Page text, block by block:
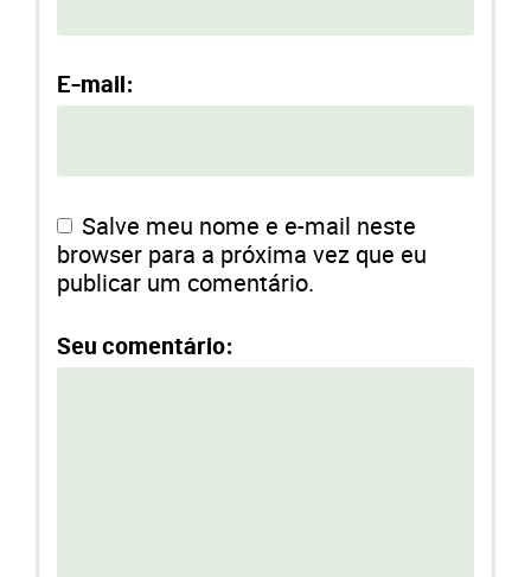
E-mail:
Salve meu nome e e-mail neste
browser para a próxima vez que eu
publicar um comentário.
Seu comentário: